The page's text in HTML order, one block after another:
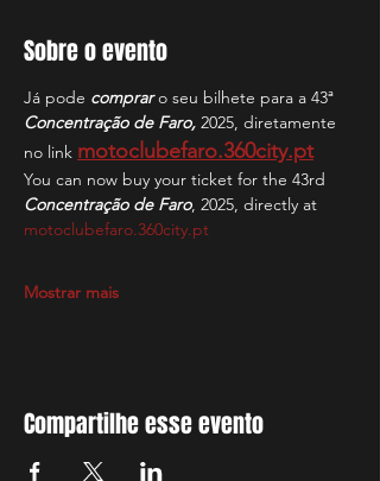
Sobre o evento
Já pode comprar o seu bilhete para a 43ª
Concentração de Faro, 2025, diretamente
no link motoclubefaro.360city.pt
You can now buy your ticket for the 43rd
Concentração de Faro, 2025, directly at
motoclubefaro.360city.pt
Mostrar mais
Compartilhe esse evento